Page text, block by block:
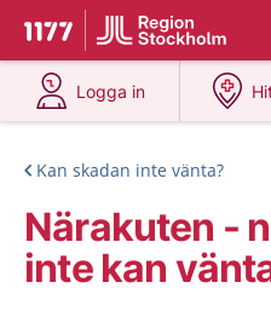
Till startsidan för 1177
Du har valt region
Logga in
på 1177.se
Kan skadan inte vänta?
Närakuten -
inte kan